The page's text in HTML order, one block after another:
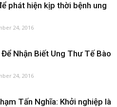
phát hiện kịp thời bệnh ung
24, 2016
Nhận Biết Ung Thư Tế Bào
24, 2016
Tấn Nghĩa: Khởi nghiệp là